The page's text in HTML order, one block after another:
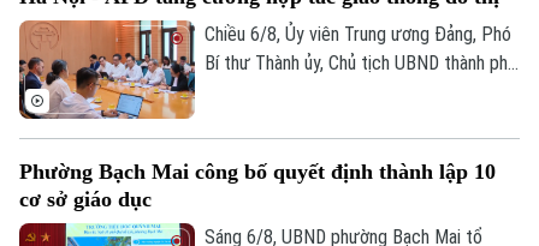
Hà Nội
Chính trị
Xã hội
An ninh trật tự
Hà Nội
Nhịp sống Hà Nội
Người Hà Nội
Khoảnh khắc Hà Nội
Tin tức
Kinh tế
Chiều 6/8, Ủy viên Trung ương Đảng, Phó
Bí thư Thành ủy, Chủ tịch UBND thành phố
đang triển khai và định hướng mở rộng
Phường Bạch Mai công bố quyết định thành lập 10
cơ sở giáo dục
Sáng 6/8, UBND phường Bạch Mai tổ